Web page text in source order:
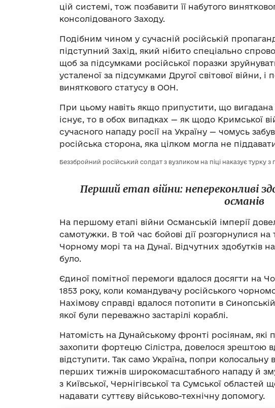
цій системі, тож позбавити її набутого
консолідованого Заходу.
Подібним чином у сучасній російській
підступний Захід, який нібито спеціально
щоб за підсумками російської поразки
усталеної за підсумками Другої світової війни,
виняткового статусу в ООН.
При цьому навіть якщо припустити, що вигадана
існує, то в обох випадках — як щодо Кримської
сучасного нападу росії на Україну — чомусь
російська сторона, яка цілком могла не
Беззбройний російський солдат з вузликом на піці наказує турку
Перший етап війни: непереконливі
османів
На першому етапі війни Османській імперії
самотужки. В той час бойові дії розгорнулися на
Чорному морі та на Дунаї. Відчутних здобутків
було.
Єдиної помітної перемоги вдалося досягти на
1853 року, коли командувачу російського
Нахімову справді вдалося потопити в
якої були переважно застарілі кораблі.
Натомість на Дунайському фронті росіянам, які
захопити фортецю Сілістра, довелося зрештою
відступити. Так само Україна, попри
перших тижнів широкомасштабного нападу й
з Київської, Чернігівської та Сумської областей
надавати суттєву військово-технічну допомогу.